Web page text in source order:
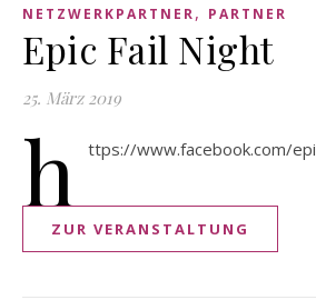
NETZWERKPARTNER, PARTNER
Epic Fail Night
25. März 2019
h ttps://www.facebook.com/
ZUR VERANSTALTUNG